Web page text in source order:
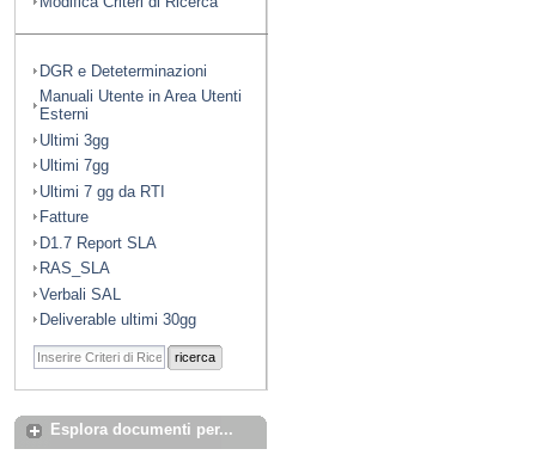
DGR e Deteterminazioni
Manuali Utente in Area Utenti
Esterni
Ultimi 3gg
Ultimi 7gg
Ultimi 7 gg da RTI
Fatture
D1.7 Report SLA
RAS_SLA
Verbali SAL
Deliverable ultimi 30gg
ricerca
Esplora documenti per...